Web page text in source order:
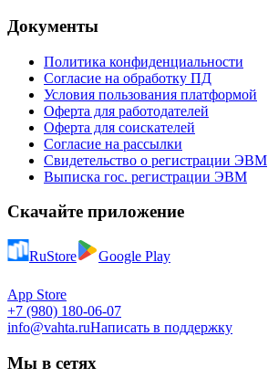
Документы
Политика конфиденциальности
Согласие на обработку ПД
Условия пользования платформой
Оферта для работодателей
Оферта для соискателей
Согласие на рассылки
Свидетельство о регистрации ЭВМ
Выписка гос. регистрации ЭВМ
Скачайте приложение
RuStore Google Play
App Store
+7 (980) 180-06-07
info@vahta.ruНаписать в поддержку
Мы в сетях